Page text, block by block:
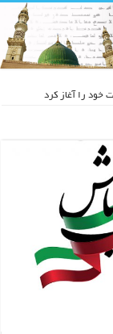
خود را آغاز کرد